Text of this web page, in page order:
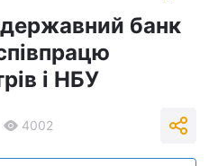
банк
і НБУ
4002